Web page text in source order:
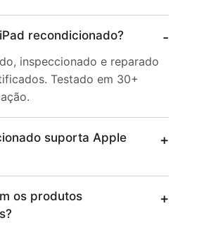
recondicionado?
inspeccionado e reparado
Testado em 30+
suporta Apple
os produtos